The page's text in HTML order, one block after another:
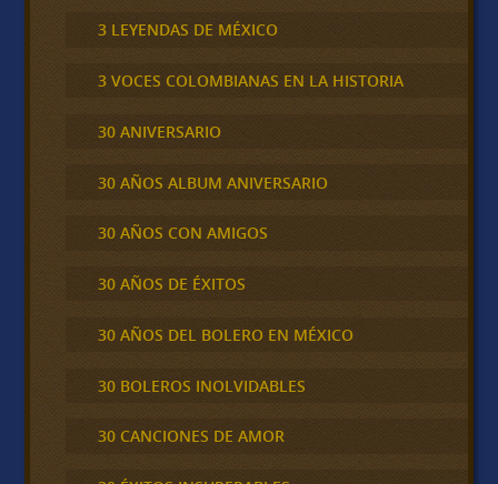
3 LEYENDAS DE MÉXICO
3 VOCES COLOMBIANAS EN LA HISTORIA
30 ANIVERSARIO
30 AÑOS ALBUM ANIVERSARIO
30 AÑOS CON AMIGOS
30 AÑOS DE ÉXITOS
30 AÑOS DEL BOLERO EN MÉXICO
30 BOLEROS INOLVIDABLES
30 CANCIONES DE AMOR